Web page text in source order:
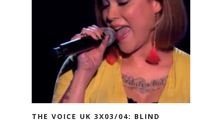
THE VOICE UK 3X03/04: BLIND